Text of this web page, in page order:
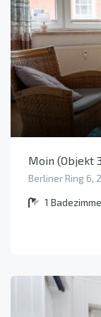
Moin (Objekt
Berliner Ring 6,
1